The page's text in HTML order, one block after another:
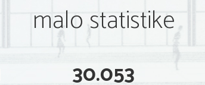
malo statistike
30.053